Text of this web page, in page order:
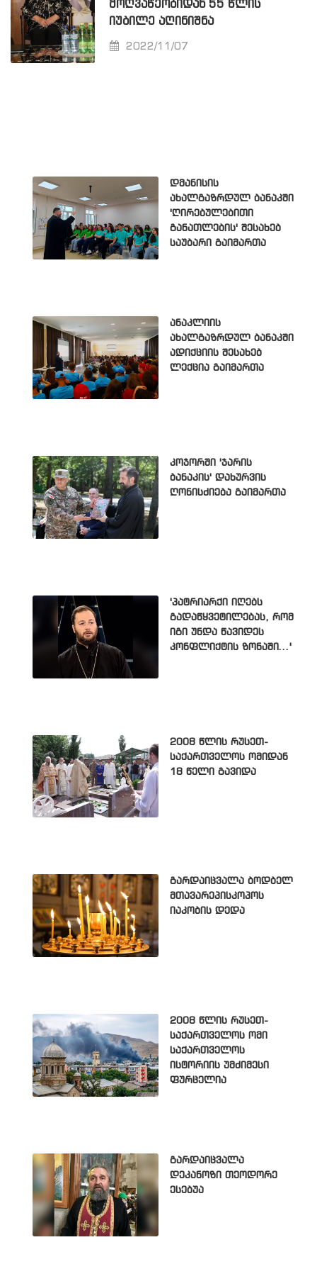
ᲛᲝᲦᲕᲐᲬᲔᲝᲑᲘᲓᲐᲜ 55 ᲬᲚᲘᲡ
ᲘᲣᲑᲘᲚᲔ ᲐᲦᲘᲜᲘᲨᲜᲐ
2022/11/07
დმანისის
ახალგაზრდულ ბანაკში
'ღირებულებითი
განათლების' შესახებ
საუბარი გაიმართა
ანაკლიის
ახალგაზრდულ ბანაკში
ადიქციის შესახებ
ლექცია გაიმართა
კოჯორში 'ჯარის
ბანაკის' დახურვის
ღონისძიება გაიმართა
'პატრიარქი იღებს
გადაწყვეტილებას, რომ
იგი უნდა წავიდეს
კონფლიქტის ზონაში...'
2008 წლის რუსეთ-
საქართველოს ომიდან
18 წელი გავიდა
გარდაიცვალა ბოდბელ
მთავარეპისკოპოს
იაკობის დედა
2008 წლის რუსეთ-
საქართველოს ომი
საქართველოს
ისტორიის უმძიმესი
ფურცელია
გარდაიცვალა
დეკანოზი თეოდორე
ესებუა